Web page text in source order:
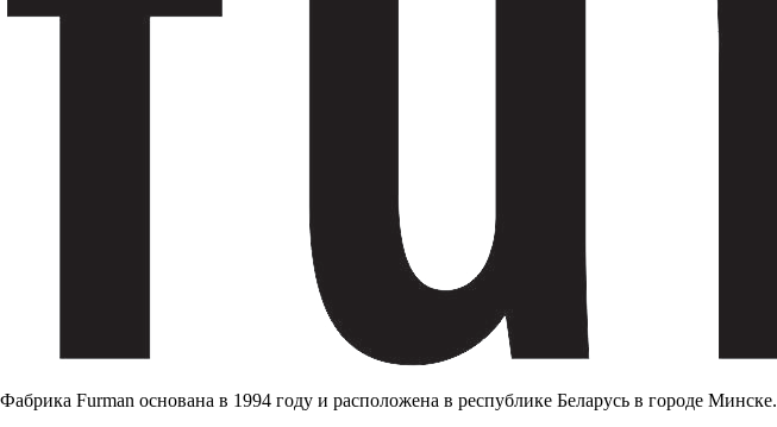
Фабрика Furman основана в 1994 году и расположена в республике Беларусь в городе Минске.